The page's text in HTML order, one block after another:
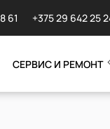
61 +375 29 642 25
СЕРВИС И РЕМОНТ